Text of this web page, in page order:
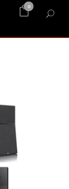
0